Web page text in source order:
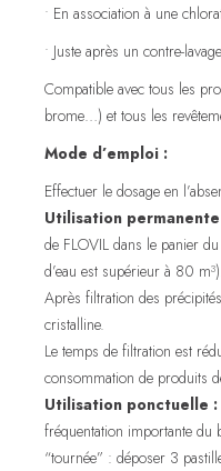
• En association à une
• Juste après un contre-
Compatible avec tous les
brome…) et tous les
Mode d’emploi :
Effectuer le dosage en
Utilisation
de FLOVIL dans le panier
d’eau est supérieur à 80
Après filtration des
cristalline.
Le temps de filtration est
consommation de produits
Utilisation ponctuelle :
fréquentation importante du
“tournée” : déposer 3